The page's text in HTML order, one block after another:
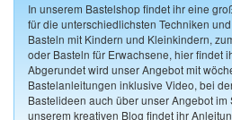
In unserem Bastelshop findet ihr eine
für die unterschiedlichsten Techniken
Basteln mit Kindern und Kleinkindern,
oder Basteln für Erwachsene, hier findet
Abgerundet wird unser Angebot mit
Bastelanleitungen inklusive Video, bei
Bastelideen auch über unser Angebot
unserem kreativen Blog findet ihr